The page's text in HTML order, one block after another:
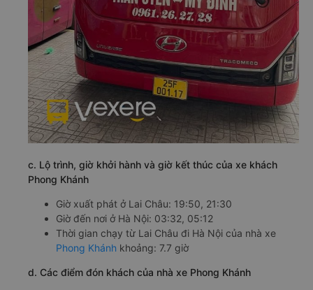
c. Lộ trình, giờ khởi hành và giờ kết thúc của xe khách
Phong Khánh
Giờ xuất phát ở Lai Châu: 19:50, 21:30
Giờ đến nơi ở Hà Nội: 03:32, 05:12
Thời gian chạy từ Lai Châu đi Hà Nội của nhà xe
Phong Khánh khoảng: 7.7 giờ
d. Các điểm đón khách của nhà xe Phong Khánh